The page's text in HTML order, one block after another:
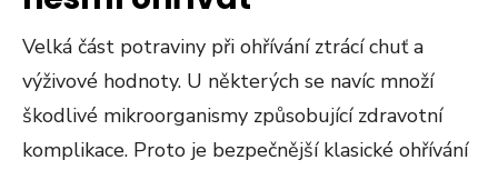
Velká část potraviny při ohřívání ztrácí chuť a
výživové hodnoty. U některých se navíc množí
škodlivé mikroorganismy způsobující zdravotní
komplikace. Proto je bezpečnější klasické ohřívání